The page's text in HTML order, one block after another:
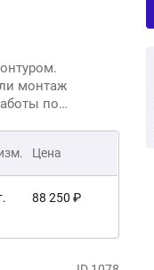
монтаж
по
Цена
88 250 ₽